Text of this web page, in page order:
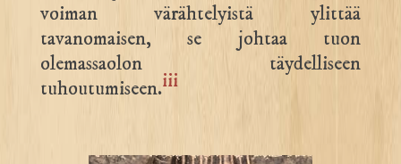
voiman värähtelyistä ylittää
tavanomaisen, se johtaa tuon
olemassaolon täydelliseen
tuhoutumiseen.iii